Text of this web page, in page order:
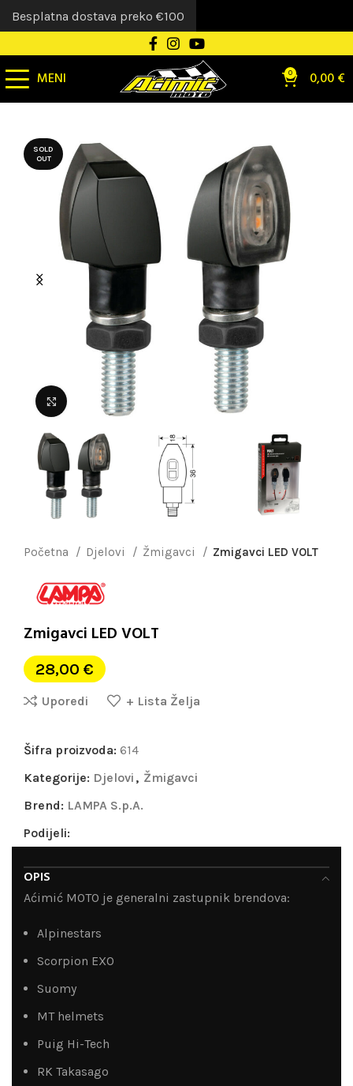
MENI 0 0,00€
SOLD
OUT
Uvećaj sliku
Početna Djelovi Žmigavci Zmigavci LED VOLT
Zmigavci LED VOLT
28,00 €
Uporedi + Lista Želja
Šifra proizvoda: 614
Kategorije: Djelovi , Žmigavci
Brend: LAMPA S.p.A.
Podijeli:
OPIS
Aćimić MOTO je generalni zastupnik brendova:
Alpinestars
Scorpion EXO
Suomy
MT helmets
Puig Hi-Tech
RK Takasago
Besplatna dostava preko €100